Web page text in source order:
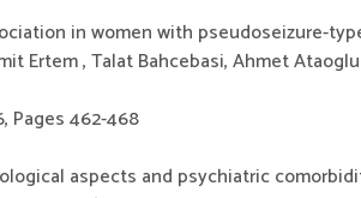
in women with pseudoseizure-
Ertem , Talat Bahcebasi, Ahmet
Pages 462-468
aspects and psychiatric